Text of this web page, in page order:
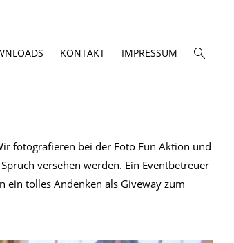
KONTAKT IMPRESSUM
fotografieren bei der Foto Fun Aktion und
versehen werden. Ein Eventbetreuer
ein tolles Andenken als Giveway zum